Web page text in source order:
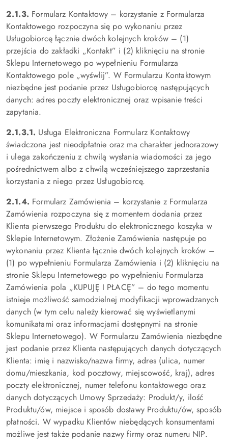
2.1.3. Formularz Kontaktowy – korzystanie z Formularza
Kontaktowego rozpoczyna się po wykonaniu przez
Usługobiorcę łącznie dwóch kolejnych kroków – (1)
przejścia do zakładki „Kontakt” i (2) kliknięciu na stronie
Sklepu Internetowego po wypełnieniu Formularza
Kontaktowego pole „wyśwlij”. W Formularzu Kontaktowym
niezbędne jest podanie przez Usługobiorcę następujących
danych: adres poczty elektronicznej oraz wpisanie treści
zapytania.
2.1.3.1. Usługa Elektroniczna Formularz Kontaktowy
świadczona jest nieodpłatnie oraz ma charakter jednorazowy
i ulega zakończeniu z chwilą wysłania wiadomości za jego
pośrednictwem albo z chwilą wcześniejszego zaprzestania
korzystania z niego przez Usługobiorcę.
2.1.4. Formularz Zamówienia – korzystanie z Formularza
Zamówienia rozpoczyna się z momentem dodania przez
Klienta pierwszego Produktu do elektronicznego koszyka w
Sklepie Internetowym. Złożenie Zamówienia następuje po
wykonaniu przez Klienta łącznie dwóch kolejnych kroków –
(1) po wypełnieniu Formularza Zamówienia i (2) kliknięciu na
stronie Sklepu Internetowego po wypełnieniu Formularza
Zamówienia pola „KUPUJĘ I PŁACĘ” – do tego momentu
istnieje możliwość samodzielnej modyfikacji wprowadzanych
danych (w tym celu należy kierować się wyświetlanymi
komunikatami oraz informacjami dostępnymi na stronie
Sklepu Internetowego). W Formularzu Zamówienia niezbędne
jest podanie przez Klienta następujących danych dotyczących
Klienta: imię i nazwisko/nazwa firmy, adres (ulica, numer
domu/mieszkania, kod pocztowy, miejscowość, kraj), adres
poczty elektronicznej, numer telefonu kontaktowego oraz
danych dotyczących Umowy Sprzedaży: Produkt/y, ilość
Produktu/ów, miejsce i sposób dostawy Produktu/ów, sposób
płatności. W wypadku Klientów niebędących konsumentami
możliwe jest także podanie nazwy firmy oraz numeru NIP.